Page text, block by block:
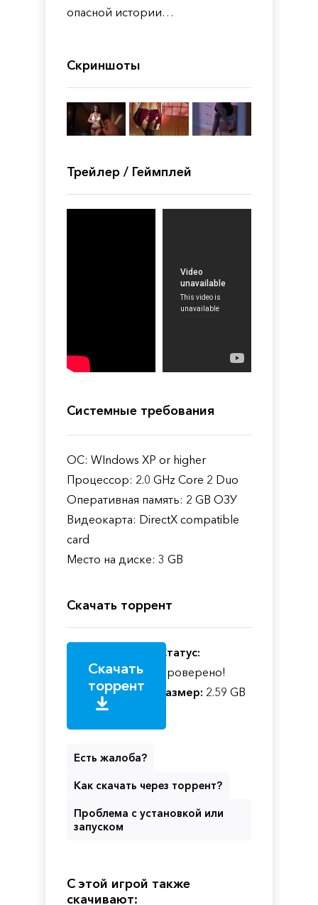
опасной истории…
Скриншоты
Трейлер / Геймплей
Системные требования
ОС: WIndows XP or higher
Процессор: 2.0 GHz Core 2 Duo
Оперативная память: 2 GB ОЗУ
Видеокарта: DirectX compatible
card
Место на диске: 3 GB
Скачать торрент
Скачать
торрент
Статус:
Проверено!
Размер: 2.59 GB
Есть жалоба?
Как скачать через торрент?
Проблема с установкой или
запуском
С этой игрой также
скачивают: